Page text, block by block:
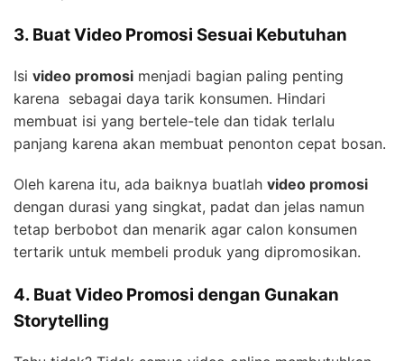
3. Buat Video Promosi Sesuai Kebutuhan
Isi video promosi menjadi bagian paling penting
karena sebagai daya tarik konsumen. Hindari
membuat isi yang bertele-tele dan tidak terlalu
panjang karena akan membuat penonton cepat bosan.
Oleh karena itu, ada baiknya buatlah video promosi
dengan durasi yang singkat, padat dan jelas namun
tetap berbobot dan menarik agar calon konsumen
tertarik untuk membeli produk yang dipromosikan.
4. Buat Video Promosi dengan Gunakan
Storytelling